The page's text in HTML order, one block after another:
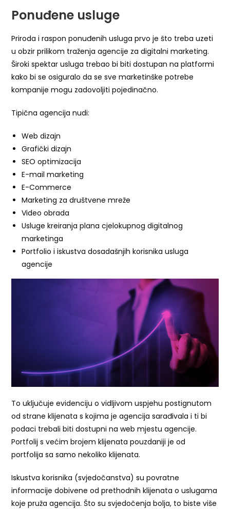
Ponuđene usluge
Priroda i raspon ponuđenih usluga prvo je što treba uzeti
u obzir prilikom traženja agencije za digitalni marketing.
Široki spektar usluga trebao bi biti dostupan na platformi
kako bi se osiguralo da se sve marketinške potrebe
kompanije mogu zadovoljiti pojedinačno.
Tipična agencija nudi:
Web dizajn
Grafički dizajn
SEO optimizacija
E-mail marketing
E-Commerce
Marketing za društvene mreže
Video obrada
Usluge kreiranja plana cjelokupnog digitalnog
marketinga
Portfolio i iskustva dosadašnjih korisnika usluga
agencije
To uključuje evidenciju o vidljivom uspjehu postignutom
od strane klijenata s kojima je agencija sarađivala i ti bi
podaci trebali biti dostupni na web mjestu agencije.
Portfolij s većim brojem klijenata pouzdaniji je od
portfolija sa samo nekoliko klijenata.
Iskustva korisnika (svjedočanstva) su povratne
informacije dobivene od prethodnih klijenata o uslugama
koje pruža agencija. Što su svjedočenja bolja, to biste više